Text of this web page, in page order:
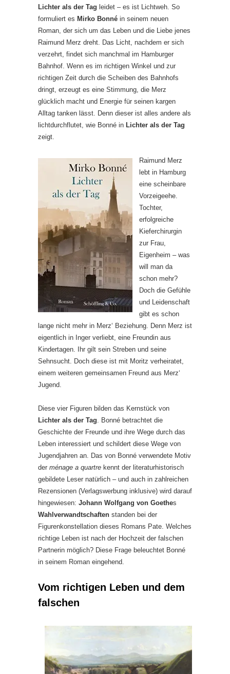
Lichter als der Tag leidet – es ist Lichtweh. So
formuliert es Mirko Bonné in seinem neuen
Roman, der sich um das Leben und die Liebe jenes
Raimund Merz dreht. Das Licht, nachdem er sich
verzehrt, findet sich manchmal im Hamburger
Bahnhof. Wenn es im richtigen Winkel und zur
richtigen Zeit durch die Scheiben des Bahnhofs
dringt, erzeugt es eine Stimmung, die Merz
glücklich macht und Energie für seinen kargen
Alltag tanken lässt. Denn dieser ist alles andere als
lichtdurchflutet, wie Bonné in Lichter als der Tag
zeigt.
Raimund Merz
lebt in Hamburg
eine scheinbare
Vorzeigeehe.
Tochter,
erfolgreiche
Kieferchirurgin
zur Frau,
Eigenheim – was
will man da
schon mehr?
Doch die Gefühle
und Leidenschaft
gibt es schon
lange nicht mehr in Merz‘ Beziehung. Denn Merz ist
eigentlich in Inger verliebt, eine Freundin aus
Kindertagen. Ihr gilt sein Streben und seine
Sehnsucht. Doch diese ist mit Moritz verheiratet,
einem weiteren gemeinsamen Freund aus Merz‘
Jugend.
Diese vier Figuren bilden das Kernstück von
Lichter als der Tag. Bonné betrachtet die
Geschichte der Freunde und ihre Wege durch das
Leben interessiert und schildert diese Wege von
Jugendjahren an. Das von Bonné verwendete Motiv
der ménage a quartre kennt der literaturhistorisch
gebildete Leser natürlich – und auch in zahlreichen
Rezensionen (Verlagswerbung inklusive) wird darauf
hingewiesen: Johann Wolfgang von Goethes
Wahlverwandtschaften standen bei der
Figurenkonstellation dieses Romans Pate. Welches
richtige Leben ist nach der Hochzeit der falschen
Partnerin möglich? Diese Frage beleuchtet Bonné
in seinem Roman eingehend.
Vom richtigen Leben und dem
falschen